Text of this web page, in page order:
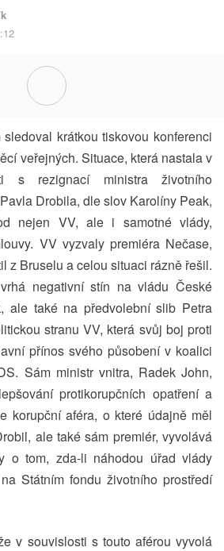
sledoval krátkou tiskovou konferenci
veřejných. Situace, která nastala v
s rezignací ministra životního
Drobila, dle slov Karolíny Peak,
nejen VV, ale i samotné vlády,
VV vyzvaly premiéra Nečase,
z Bruselu a celou situaci rázně řešil.
negativní stín na vládu České
ale také na předvolební slib Petra
stranu VV, která svůj boj proti
přínos svého působení v koalici
Sám ministr vnitra, Radek John,
protikorupčních opatření a
korupční aféra, o které údajně měl
ale také sám premiér, vyvolává
o tom, zda-li náhodou úřad vlády
Státním fondu životního prostředí
v souvislosti s touto aférou vyvolá